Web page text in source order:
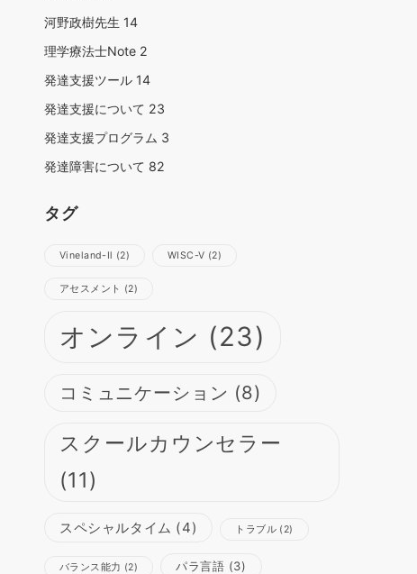
河野政樹先生 14
理学療法士Note 2
発達支援ツール 14
発達支援について 23
発達支援プログラム 3
発達障害について 82
タグ
Vineland-Ⅱ (2) WISC-Ⅴ (2)
アセスメント (2)
オンライン (23)
コミュニケーション (8)
スクールカウンセラー
(11)
スペシャルタイム (4) トラブル (2)
バランス能力 (2) パラ言語 (3)